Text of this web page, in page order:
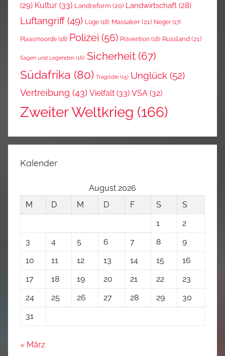
(29) Kultur (33) Landreform (20) Landwirtschaft (28)
Luftangriff (49) Lüge (18) Massaker (21) Neger (17)
Plaasmoorde (18) Polizei (56) Prävention (18) Russland (21)
Sagen und Legenden (16) Sicherheit (67)
Südafrika (80) Tragödie (15) Unglück (52)
Vertreibung (43) Vielfalt (33) VSA (32)
Zweiter Weltkrieg (166)
Kalender
August 2026
M
D M D F S
S
1
2
3
4 5 6 7 8
9
10
11 12 13 14 15
16
17
18 19 20 21 22
23
24
25 26 27 28 29
30
31
« März